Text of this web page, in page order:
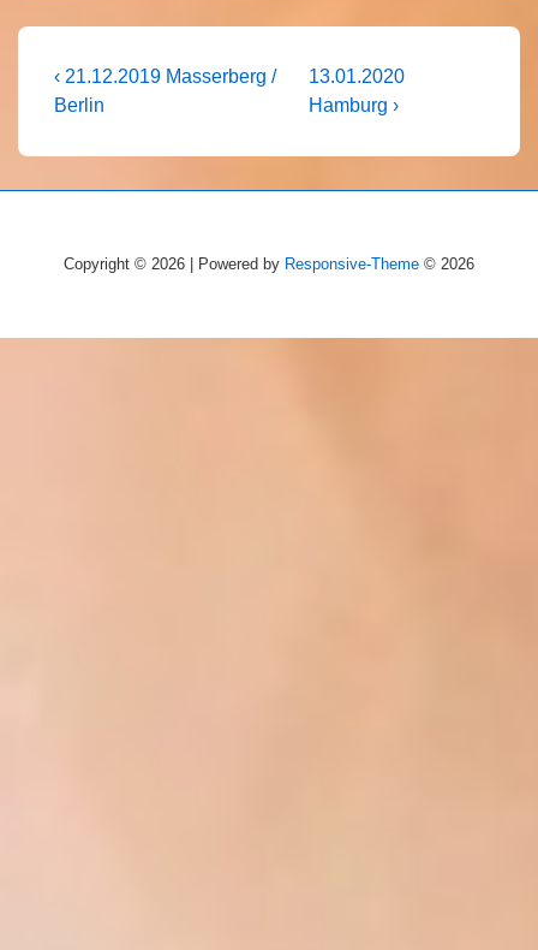
Beitragsnavigation
Vorheriger
Beitrag
‹ 21.12.2019 Masserberg /
Berlin
Nächster
Beitrag
13.01.2020
Hamburg ›
Copyright © 2026 | Powered by Responsive-Theme © 2026